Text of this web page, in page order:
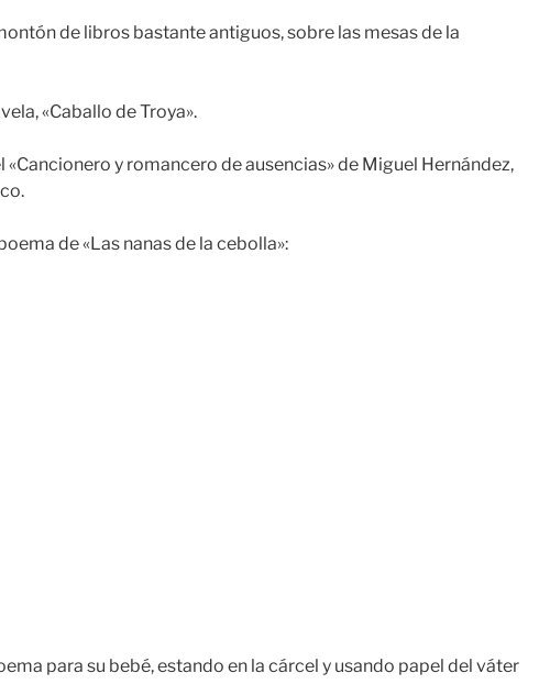
de libros bastante antiguos, sobre las mesas de la
«Caballo de Troya».
y romancero de ausencias» de Miguel Hernández,
de «Las nanas de la cebolla»:
para su bebé, estando en la cárcel y usando papel del váter